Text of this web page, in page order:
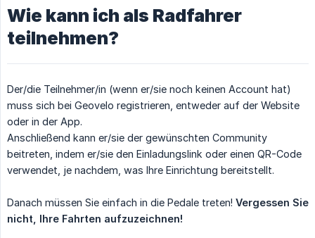
Wie kann ich als Radfahrer
teilnehmen?
Der/die Teilnehmer/in (wenn er/sie noch keinen Account hat)
muss sich bei Geovelo registrieren, entweder auf der Website
oder in der App.
Anschließend kann er/sie der gewünschten Community
beitreten, indem er/sie den Einladungslink oder einen QR-Code
verwendet, je nachdem, was Ihre Einrichtung bereitstellt.
Danach müssen Sie einfach in die Pedale treten! Vergessen Sie
nicht, Ihre Fahrten aufzuzeichnen!